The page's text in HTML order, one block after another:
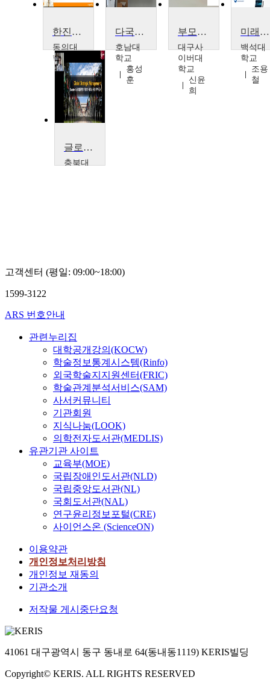
한진해운 파산이후 우리나라 국적선사 미래구도에 관한 소고
동의대
학교
박영
태
다국적기업론
호남대
학교
홍성
훈
부모상담 및 가족지원
대구사
이버대
학교
신윤
희
미래사회와 과학기술
백석대
학교
조용
철
글로벌 경영전략
충북대
고객센터 (평일: 09:00~18:00)
1599-3122
ARS 번호안내
관련누리집
대학공개강의(KOCW)
학술정보통계시스템(Rinfo)
외국학술지지원센터(FRIC)
학술관계분석서비스(SAM)
사서커뮤니티
기관회원
지식나눔(LOOK)
의학전자도서관(MEDLIS)
유관기관 사이트
교육부(MOE)
국립장애인도서관(NLD)
국립중앙도서관(NL)
국회도서관(NAL)
연구윤리정보포털(CRE)
사이언스온 (ScienceON)
이용약관
개인정보처리방침
개인정보 재동의
기관소개
저작물 게시중단요청
41061 대구광역시 동구 동내로 64(동내동1119) KERIS빌딩
Copyright© KERIS. ALL RIGHTS RESERVED